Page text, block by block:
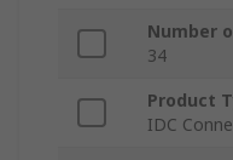
Number
34
Product
IDC